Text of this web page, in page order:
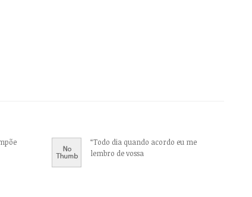
“Todo dia quando acordo eu me
lembro de vossa